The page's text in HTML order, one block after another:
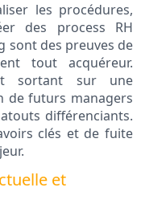
les procédures,
des process RH
sont des preuves de
tout acquéreur.
sortant sur une
de futurs managers
différenciants.
clés et de fuite
et